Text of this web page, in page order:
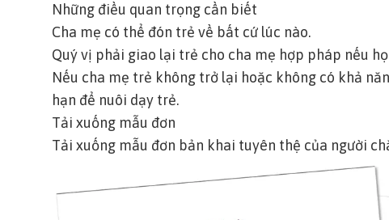
Những điều quan trọng cần biết
Cha mẹ có thể đón trẻ về bất cứ lúc nào.
Quý vị phải giao lại trẻ cho cha mẹ hợp pháp nếu
Nếu cha mẹ trẻ không trở lại hoặc không có khả
hạn để nuôi dạy trẻ.
Tải xuống mẫu đơn
Tải xuống mẫu đơn bản khai tuyên thệ của người